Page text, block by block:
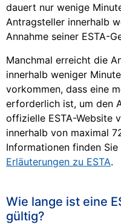
dauert nur wenige
Antragsteller innerhalb
Annahme seiner ESTA-
Manchmal erreicht die
innerhalb weniger
vorkommen, dass eine
erforderlich ist, um den
offizielle ESTA-Website
innerhalb von maximal
Informationen finden
Erläuterungen zu ESTA.
Wie lange ist eine
gültig?